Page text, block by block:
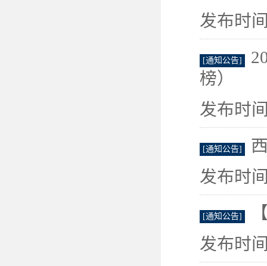
发布时
[通知公告]
榜）
发布时
[通知公告]
发布时
[通知公告]
发布时